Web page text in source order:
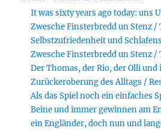
It was sixty years ago today: uns
Zwesche Finsterbredd un Stenz /
Selbstzufriedenheit und
Zwesche Finsterbredd un Stenz /
Der Thomas, der Rio, der Olli und
Zurückeroberung des Alltags /
Als das Spiel noch ein einfaches
Beine und immer gewinnen am
ein Engländer, doch nun und